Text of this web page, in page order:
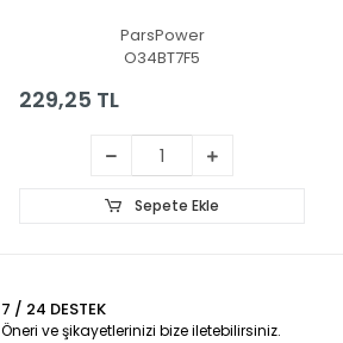
ParsPower
O34BT7F5
229,25 TL
Sepete Ekle
7 / 24 DESTEK
Öneri ve şikayetlerinizi bize iletebilirsiniz.